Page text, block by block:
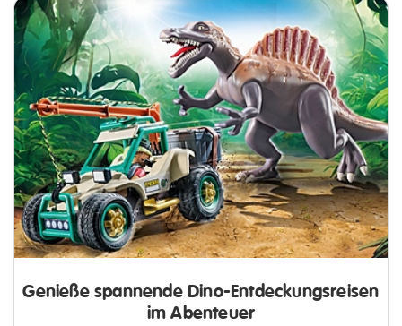
Genieße spannende Dino-Entdeckungsreisen
im Abenteuer